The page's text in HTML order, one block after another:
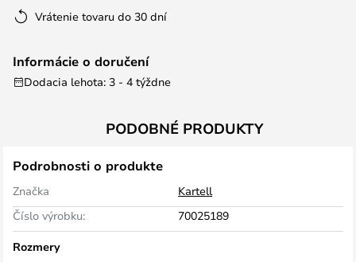
Vrátenie tovaru do 30 dní
Informácie o doručení
Dodacia lehota: 3 - 4 týždne
PODOBNÉ PRODUKTY
Podrobnosti o produkte
Značka
Kartell
Číslo výrobku:
70025189
Rozmery